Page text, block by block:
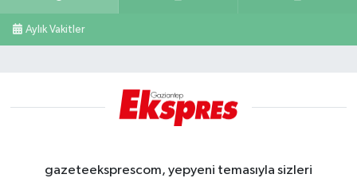
Aylık Vakitler
gazeteeksprescom, yepyeni temasıyla sizleri